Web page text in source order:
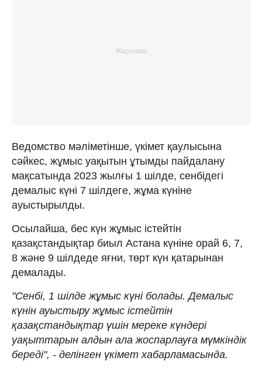
Ведомство мәліметінше, үкімет қаулысына
сәйкес, жұмыс уақытын ұтымды пайдалану
мақсатында 2023 жылғы 1 шілде, сенбідегі
демалыс күні 7 шілдеге, жұма күніне
ауыстырылды.
Осылайша, бес күн жұмыс істейтін
қазақстандықтар биыл Астана күніне орай 6, 7,
8 және 9 шілдеде яғни, төрт күн қатарынан
демалады.
"Сенбі, 1 шілде жұмыс күні болады. Демалыс
күнін ауыстыру жұмыс істейтін
қазақстандықтар үшін мереке күндері
уақыттарын алдын ала жоспарлауға мүмкіндік
береді", - делінген үкімет хабарламасында.